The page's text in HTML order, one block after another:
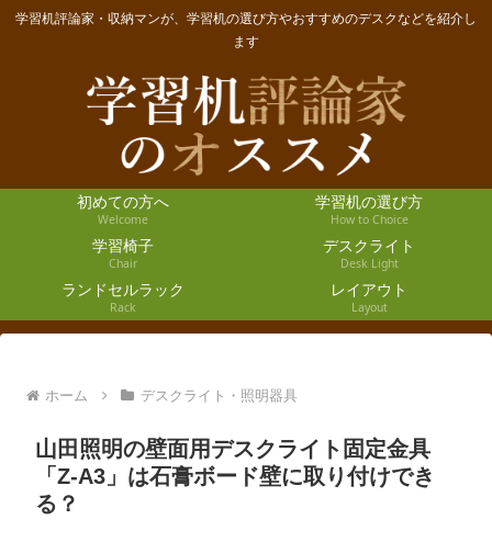
学習机評論家・収納マンが、学習机の選び方やおすすめのデスクなどを紹介し
ます
初めての方へ
Welcome
学習机の選び方
How to Choice
学習椅子
Chair
デスクライト
Desk Light
ランドセルラック
Rack
レイアウト
Layout
ホーム デスクライト・照明器具
山田照明の壁面用デスクライト固定金具
「Z-A3」は石膏ボード壁に取り付けでき
る？